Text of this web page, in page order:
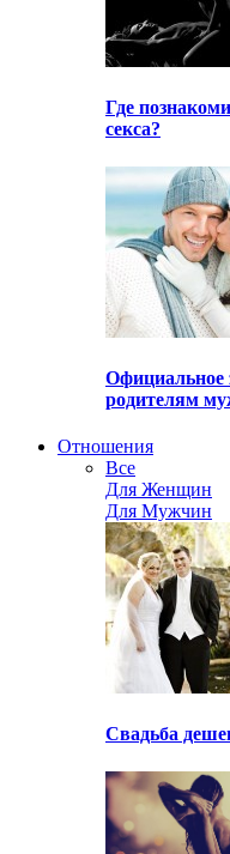
Где
секса?
Официальное
родителям
Отношения
Все
Для Женщин
Для Мужчин
Свадьба